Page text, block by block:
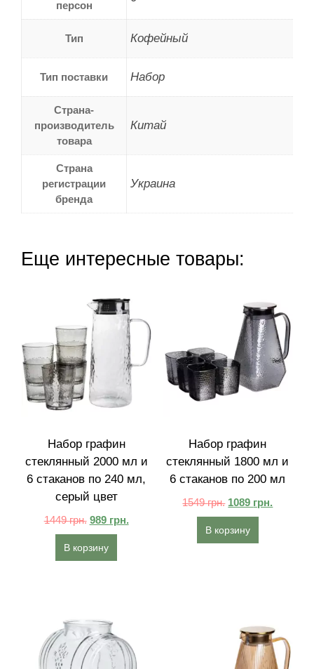
персон
Тип Кофейный
Тип поставки Набор
Страна-
производитель
товара
Китай
Страна
регистрации
бренда
Украина
Еще интересные товары:
Набор графин
стеклянный 2000 мл и
6 стаканов по 240 мл,
серый цвет
1449грн. 989 грн.
В корзину
Набор графин
стеклянный 1800 мл и
6 стаканов по 200 мл
1549грн. 1089 грн.
В корзину